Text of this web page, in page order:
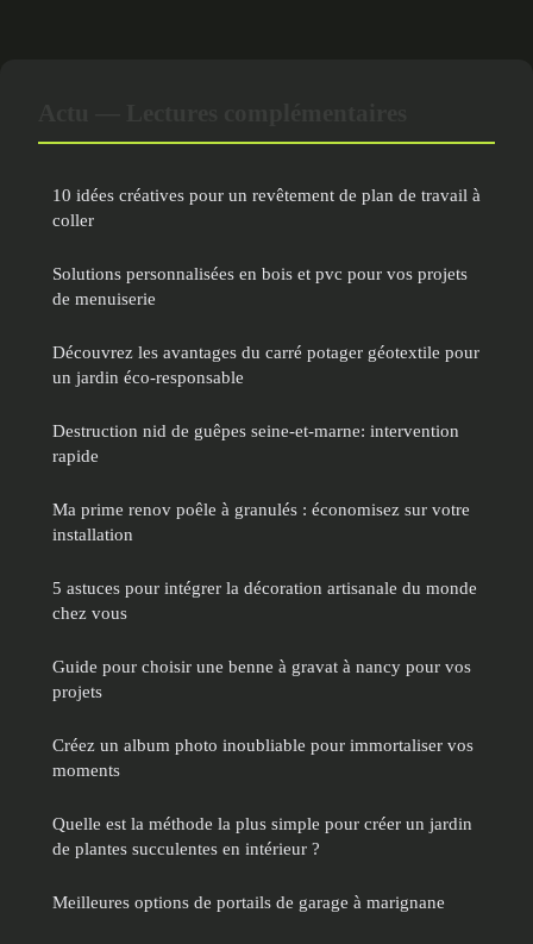
10 idées créatives pour un revêtement de plan de travail à
coller
Solutions personnalisées en bois et pvc pour vos projets
de menuiserie
Découvrez les avantages du carré potager géotextile pour
un jardin éco-responsable
Destruction nid de guêpes seine-et-marne: intervention
rapide
Ma prime renov poêle à granulés : économisez sur votre
installation
5 astuces pour intégrer la décoration artisanale du monde
chez vous
Guide pour choisir une benne à gravat à nancy pour vos
projets
Créez un album photo inoubliable pour immortaliser vos
moments
Quelle est la méthode la plus simple pour créer un jardin
de plantes succulentes en intérieur ?
Meilleures options de portails de garage à marignane